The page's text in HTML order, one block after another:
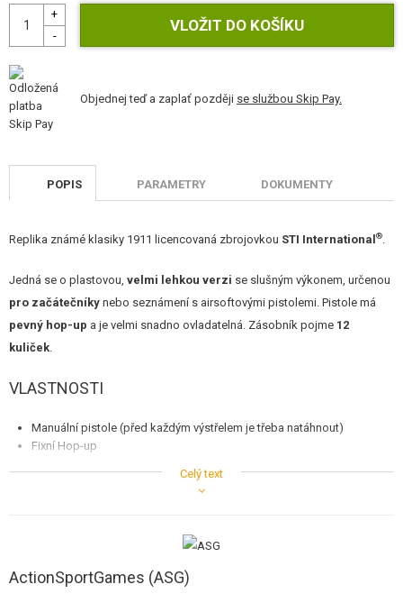
SERVIS A ÚDRŽBA ZBRANÍ
SEBEOBRANA, VÝCVIK, NOŽE
TERČE, STŘELNICE
OUTDOOR A BUSHCRAFT
POŠKOZENÉ, POUŽITÉ ZBOŽÍ
NOVINKY
SLEVY, AKCE
KONTAKT
Objednej teď a zaplať později se službou Skip Pay.
POPIS PARAMETRY DOKUMENTY
Replika známé klasiky 1911 licencovaná zbrojovkou STI International ®.
Jedná se o plastovou, velmi lehkou verzi se slušným výkonem, určenou
pro začátečníky nebo seznámení s airsoftovými pistolemi. Pistole má
pevný hop-up a je velmi snadno ovladatelná. Zásobník pojme 12
kuliček.
VLASTNOSTI
Manuální pistole (před každým výstřelem je třeba natáhnout)
Fixní Hop-up
Celý text
ActionSportGames (ASG)